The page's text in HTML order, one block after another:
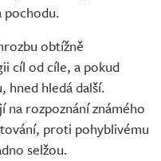
pochodu.
obtížně
cíl od cíle, a pokud
hned hledá další.
na rozpoznání známého
proti pohyblivému
selžou.